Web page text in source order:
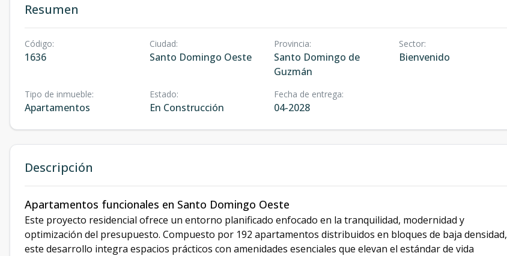
Resumen
Código:
1636
Ciudad:
Santo Domingo Oeste
Provincia:
Santo Domingo de
Guzmán
Sector:
Bienvenido
Tipo de inmueble:
Apartamentos
Estado:
En Construcción
Fecha de entrega:
04-2028
Descripción
Apartamentos funcionales en Santo Domingo Oeste
Este proyecto residencial ofrece un entorno planificado enfocado en la tranquilidad, modernidad y
optimización del presupuesto. Compuesto por 192 apartamentos distribuidos en bloques de baja densidad,
este desarrollo integra espacios prácticos con amenidades esenciales que elevan el estándar de vida